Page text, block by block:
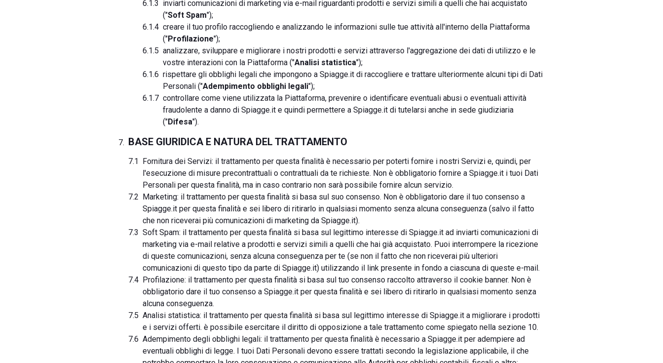
inviarti comunicazioni di marketing via e-mail riguardanti prodotti e servizi simili a quelli che hai acquistato
("Soft Spam");
creare il tuo profilo raccogliendo e analizzando le informazioni sulle tue attività all'interno della Piattaforma
("Profilazione");
analizzare, sviluppare e migliorare i nostri prodotti e servizi attraverso l'aggregazione dei dati di utilizzo e le
vostre interazioni con la Piattaforma ("Analisi statistica");
rispettare gli obblighi legali che impongono a Spiagge.it di raccogliere e trattare ulteriormente alcuni tipi di Dati
Personali ("Adempimento obblighi legali");
controllare come viene utilizzata la Piattaforma, prevenire o identificare eventuali abusi o eventuali attività
fraudolente a danno di Spiagge.it e quindi permettere a Spiagge.it di tutelarsi anche in sede giudiziaria
("Difesa").
BASE GIURIDICA E NATURA DEL TRATTAMENTO
Fornitura dei Servizi: il trattamento per questa finalità è necessario per poterti fornire i nostri Servizi e, quindi, per
l'esecuzione di misure precontrattuali o contrattuali da te richieste. Non è obbligatorio fornire a Spiagge.it i tuoi Dati
Personali per questa finalità, ma in caso contrario non sarà possibile fornire alcun servizio.
Marketing: il trattamento per questa finalità si basa sul suo consenso. Non è obbligatorio dare il tuo consenso a
Spiagge.it per questa finalità e sei libero di ritirarlo in qualsiasi momento senza alcuna conseguenza (salvo il fatto
che non riceverai più comunicazioni di marketing da Spiagge.it).
Soft Spam: il trattamento per questa finalità si basa sul legittimo interesse di Spiagge.it ad inviarti comunicazioni di
marketing via e-mail relative a prodotti e servizi simili a quelli che hai già acquistato. Puoi interrompere la ricezione
di queste comunicazioni, senza alcuna conseguenza per te (se non il fatto che non riceverai più ulteriori
comunicazioni di questo tipo da parte di Spiagge.it) utilizzando il link presente in fondo a ciascuna di queste e-mail.
Profilazione: il trattamento per questa finalità si basa sul tuo consenso raccolto attraverso il cookie banner. Non è
obbligatorio dare il tuo consenso a Spiagge.it per questa finalità e sei libero di ritirarlo in qualsiasi momento senza
alcuna conseguenza.
Analisi statistica: il trattamento per questa finalità si basa sul legittimo interesse di Spiagge.it a migliorare i prodotti
e i servizi offerti. è possibile esercitare il diritto di opposizione a tale trattamento come spiegato nella sezione 10.
Adempimento degli obblighi legali: il trattamento per questa finalità è necessario a Spiagge.it per adempiere ad
eventuali obblighi di legge. I tuoi Dati Personali devono essere trattati secondo la legislazione applicabile, il che